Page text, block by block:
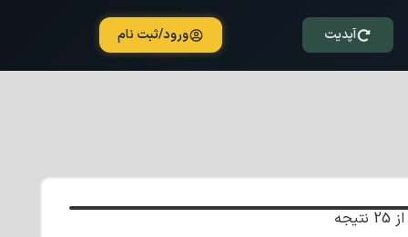
آپدیت ورود/ثبت نام